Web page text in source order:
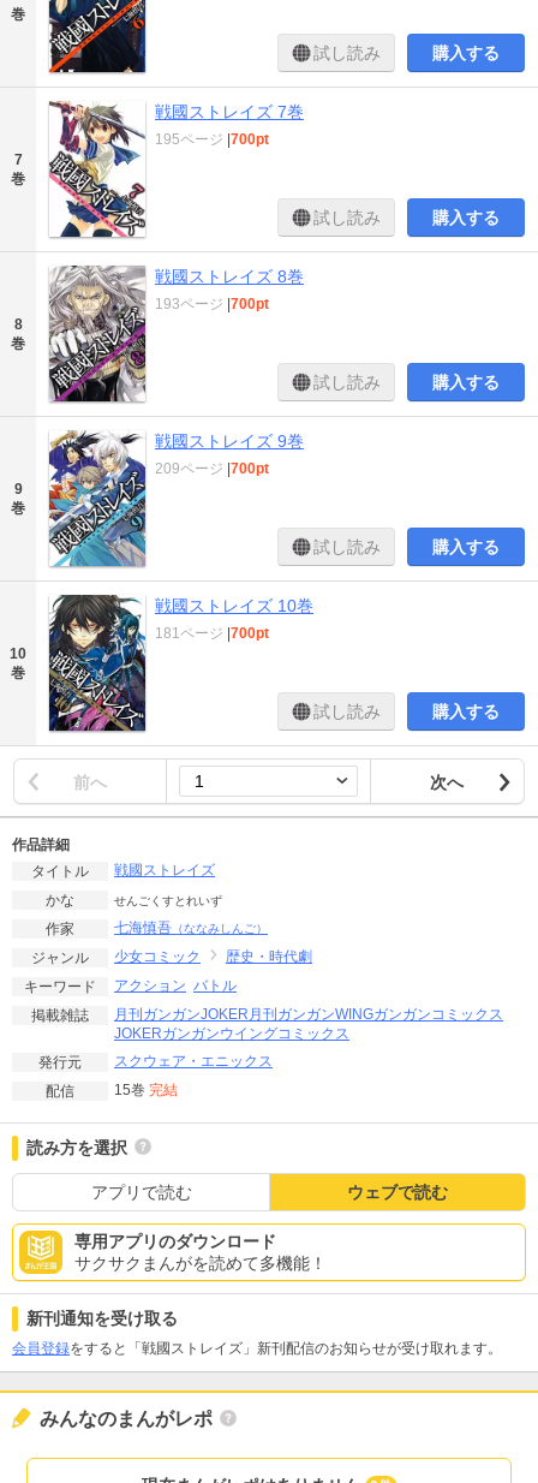
巻
試し読み 購入する
7
巻
戦國ストレイズ 7巻
195ページ |700pt
試し読み 購入する
8
巻
戦國ストレイズ 8巻
193ページ |700pt
試し読み 購入する
9
巻
戦國ストレイズ 9巻
209ページ |700pt
試し読み 購入する
10
巻
戦國ストレイズ 10巻
181ページ |700pt
試し読み 購入する
前へ 次へ
作品詳細
タイトル
戦國ストレイズ
かな
せんごくすとれいず
作家 七海慎吾 （ななみしんご）
ジャンル 少女コミック
歴史・時代劇
キーワード
アクション バトル
掲載雑誌
月刊ガンガンJOKER 月刊ガンガンWINGガンガンコミックス
JOKERガンガンウイングコミックス
発行元
スクウェア・エニックス
配信
15巻 完結
読み方を選択
アプリで読む ウェブで読む
専用アプリのダウンロード
サクサクまんがを読めて多機能！
新刊通知を受け取る
会員登録をすると「戦國ストレイズ」新刊配信のお知らせが受け取れます。
みんなのまんがレポ